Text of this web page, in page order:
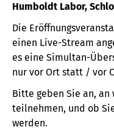
Humboldt Labor,
Die
einen Live-Stream
es eine Simultan-
nur vor Ort statt / vor
Bitte geben Sie an, an
teilnehmen, und ob
werden.